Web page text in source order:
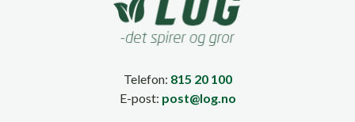
Telefon: 815 20 100
E-post: post@log.no